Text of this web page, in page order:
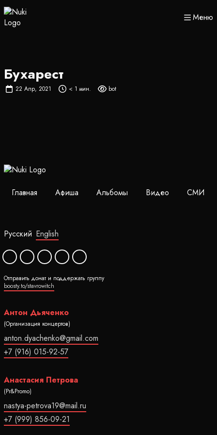
Меню
Бухарест
22 Апр, 2021 < 1 мин. bot
Главная Афиша Альбомы Видео СМИ
Русский English
Отправить донат и поддержать группу
boosty.to/stavrowitch
Антон Дьяченко
(Организация концертов)
anton.dyachenko@gmail.com
+7 (916) 015-92-57
Анастасия Петрова
(Pr&Promo)
nastya-petrova19@mail.ru
+7 (999) 856-09-21